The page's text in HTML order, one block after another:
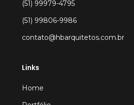
(51) 99979-4795
(51) 99806-9986
contato@hbarquitetos.com.br
Links
Home